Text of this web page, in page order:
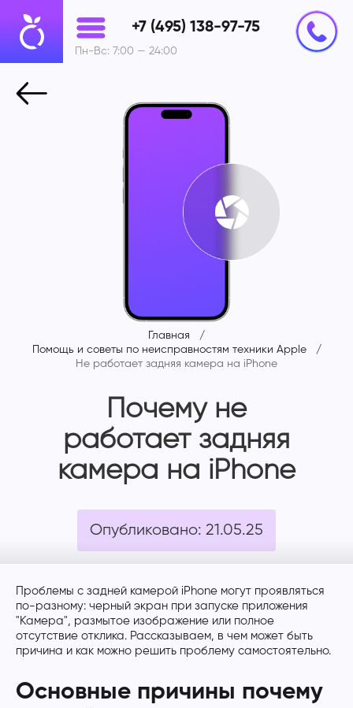
+7 (495) 138-97-75
Пн-Вс: 7:00 — 24:00
Главная
Помощь и советы по неисправностям техники Apple
Не работает задняя камера на iPhone
Почему не
работает задняя
камера на iPhone
Опубликовано: 21.05.25
Проблемы с задней камерой iPhone могут проявляться
по-разному: черный экран при запуске приложения
"Камера", размытое изображение или полное
отсутствие отклика. Рассказываем, в чем может быть
причина и как можно решить проблему самостоятельно.
Основные причины почему